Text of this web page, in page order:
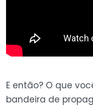
E então? O que
bandeira de